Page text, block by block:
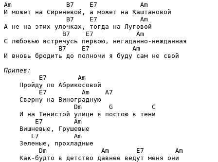
Am              B7    E7           Am
И может на Сиреневой, а может на Каштановой
B7    E7           Am
А не на этих улочках, тогда на Луговой
B7    E7           Am
С любовью встречусь первою, негаданно-нежданная
B7    E7           Am
И вновь бродить до полночи я буду сам не свой
Припев:
E7        Am
    Пройду по Абрикосовой
E7         Am    A7
    Сверну на Виноградную
Dm       G          C
    И на Тенистой улице я постою в тени
E7        Am
    Вишневые, Грушевые
E7         Am
    Зеленые, прохладные
Dm              Am       E7        Am
    Как-будто в детство давнее ведут меня они